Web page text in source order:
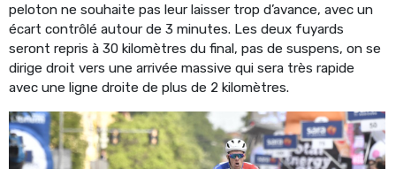
peloton ne souhaite pas leur laisser trop d’avance, avec un
écart contrôlé autour de 3 minutes. Les deux fuyards
seront repris à 30 kilomètres du final, pas de suspens, on se
dirige droit vers une arrivée massive qui sera très rapide
avec une ligne droite de plus de 2 kilomètres.